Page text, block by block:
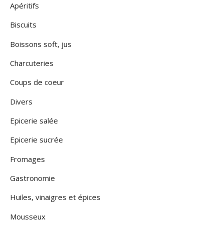
Apéritifs
Biscuits
Boissons soft, jus
Charcuteries
Coups de coeur
Divers
Epicerie salée
Epicerie sucrée
Fromages
Gastronomie
Huiles, vinaigres et épices
Mousseux